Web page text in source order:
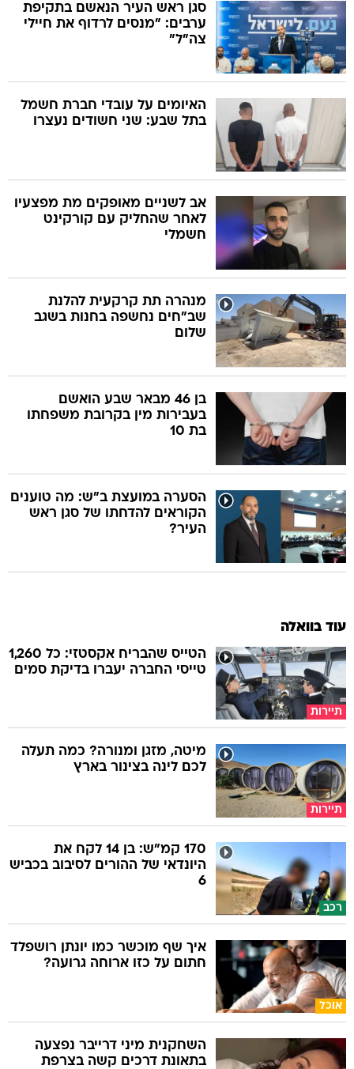
סגן ראש העיר הנאשם בתקיפת
ערבים: "מנסים לרדוף את חיילי
צה"ל"
האיומים על עובדי חברת חשמל
בתל שבע: שני חשודים נעצרו
אב לשניים מאופקים מת מפצעיו
לאחר שהחליק עם קורקינט
חשמלי
מנהרה תת קרקעית להלנת
שב"חים נחשפה בחנות בשגב
שלום
בן 46 מבאר שבע הואשם
בעבירות מין בקרובת משפחתו
בת 10
הסערה במועצת ב"ש: מה טוענים
הקוראים להדחתו של סגן ראש
העיר?
עוד בוואלה
תיירות
הטייס שהבריח אקסטזי: כל 1,260
טייסי החברה יעברו בדיקת סמים
תיירות
מיטה, מזגן ומנורה? כמה תעלה
לכם לינה בצינור בארץ
רכב
170 קמ"ש: בן 14 לקח את
היונדאי של ההורים לסיבוב בכביש
6
אוכל
איך שף מוכשר כמו יונתן רושפלד
חתום על כזו ארוחה גרועה?
השחקנית מיני דרייבר נפצעה
בתאונת דרכים קשה בצרפת